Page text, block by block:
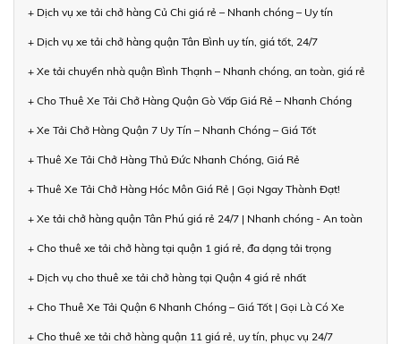
+ Dịch vụ xe tải chở hàng Củ Chi giá rẻ – Nhanh chóng – Uy tín
+ Dịch vụ xe tải chở hàng quận Tân Bình uy tín, giá tốt, 24/7
+ Xe tải chuyển nhà quận Bình Thạnh – Nhanh chóng, an toàn, giá rẻ
+ Cho Thuê Xe Tải Chở Hàng Quận Gò Vấp Giá Rẻ – Nhanh Chóng
+ Xe Tải Chở Hàng Quận 7 Uy Tín – Nhanh Chóng – Giá Tốt
+ Thuê Xe Tải Chở Hàng Thủ Đức Nhanh Chóng, Giá Rẻ
+ Thuê Xe Tải Chở Hàng Hóc Môn Giá Rẻ | Gọi Ngay Thành Đạt!
+ Xe tải chở hàng quận Tân Phú giá rẻ 24/7 | Nhanh chóng - An toàn
+ Cho thuê xe tải chở hàng tại quận 1 giá rẻ, đa dạng tải trọng
+ Dịch vụ cho thuê xe tải chở hàng tại Quận 4 giá rẻ nhất
+ Cho Thuê Xe Tải Quận 6 Nhanh Chóng – Giá Tốt | Gọi Là Có Xe
+ Cho thuê xe tải chở hàng quận 11 giá rẻ, uy tín, phục vụ 24/7